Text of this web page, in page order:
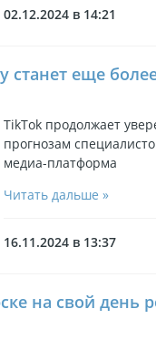
02.12.2024 в 14:21
станет еще
TikTok продолжает
прогнозам
медиа-платформа
Читать дальше »
16.11.2024 в 13:37
на свой день